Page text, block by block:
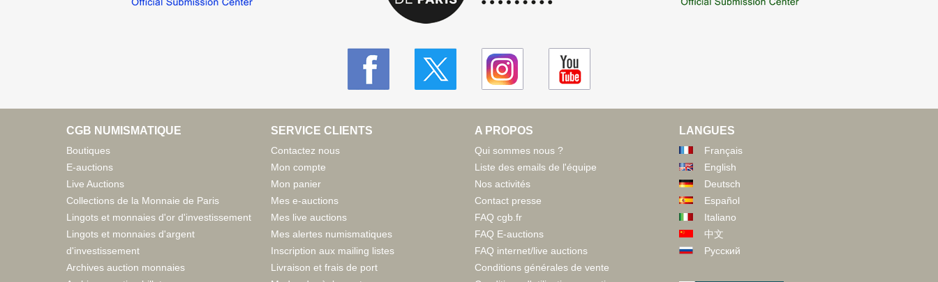
CGB NUMISMATIQUE
Boutiques
E-auctions
Live Auctions
Collections de la Monnaie de Paris
Lingots et monnaies d'or d'investissement
Lingots et monnaies d'argent
d'investissement
Archives auction monnaies
SERVICE CLIENTS
Contactez nous
Mon compte
Mon panier
Mes e-auctions
Mes live auctions
Mes alertes numismatiques
Inscription aux mailing listes
Livraison et frais de port
A PROPOS
Qui sommes nous ?
Liste des emails de l'équipe
Nos activités
Contact presse
FAQ cgb.fr
FAQ E-auctions
FAQ internet/live auctions
Conditions générales de vente
LANGUES
Français
English
Deutsch
Español
Italiano
中文
Русский